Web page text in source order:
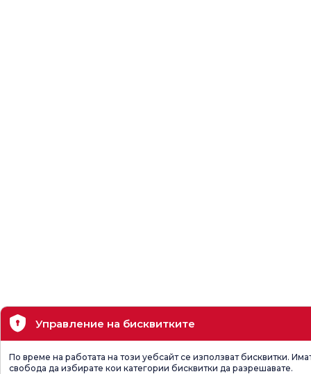
Управление на бисквитките
По време на работата на този уебсайт се използват бисквитки.
свобода да избирате кои категории бисквитки да разрешавате.